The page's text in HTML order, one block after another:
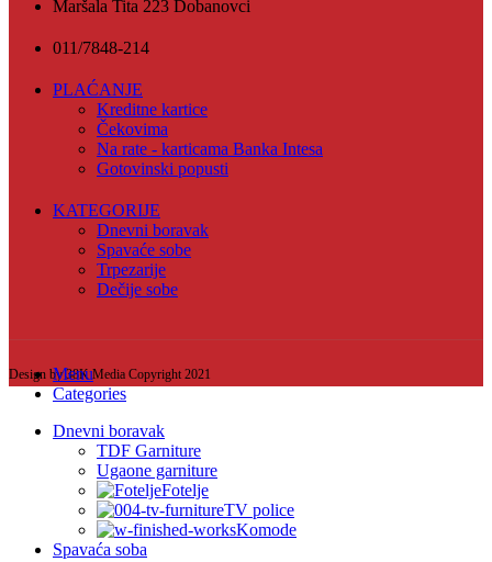
Maršala Tita 223 Dobanovci
011/7848-214
PLAĆANJE
Kreditne kartice
Čekovima
Na rate - karticama Banka Intesa
Gotovinski popusti
KATEGORIJE
Dnevni boravak
Spavaće sobe
Trpezarije
Dečije sobe
Design by 38K Media Copyright 2021
Menu
Categories
Dnevni boravak
TDF Garniture
Ugaone garniture
Fotelje
TV police
Komode
Spavaća soba